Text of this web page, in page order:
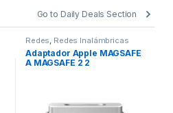
Go to Daily Deals Section
Redes, Redes Inalámbricas
Adaptador Apple MAGSAFE
A MAGSAFE 2 2